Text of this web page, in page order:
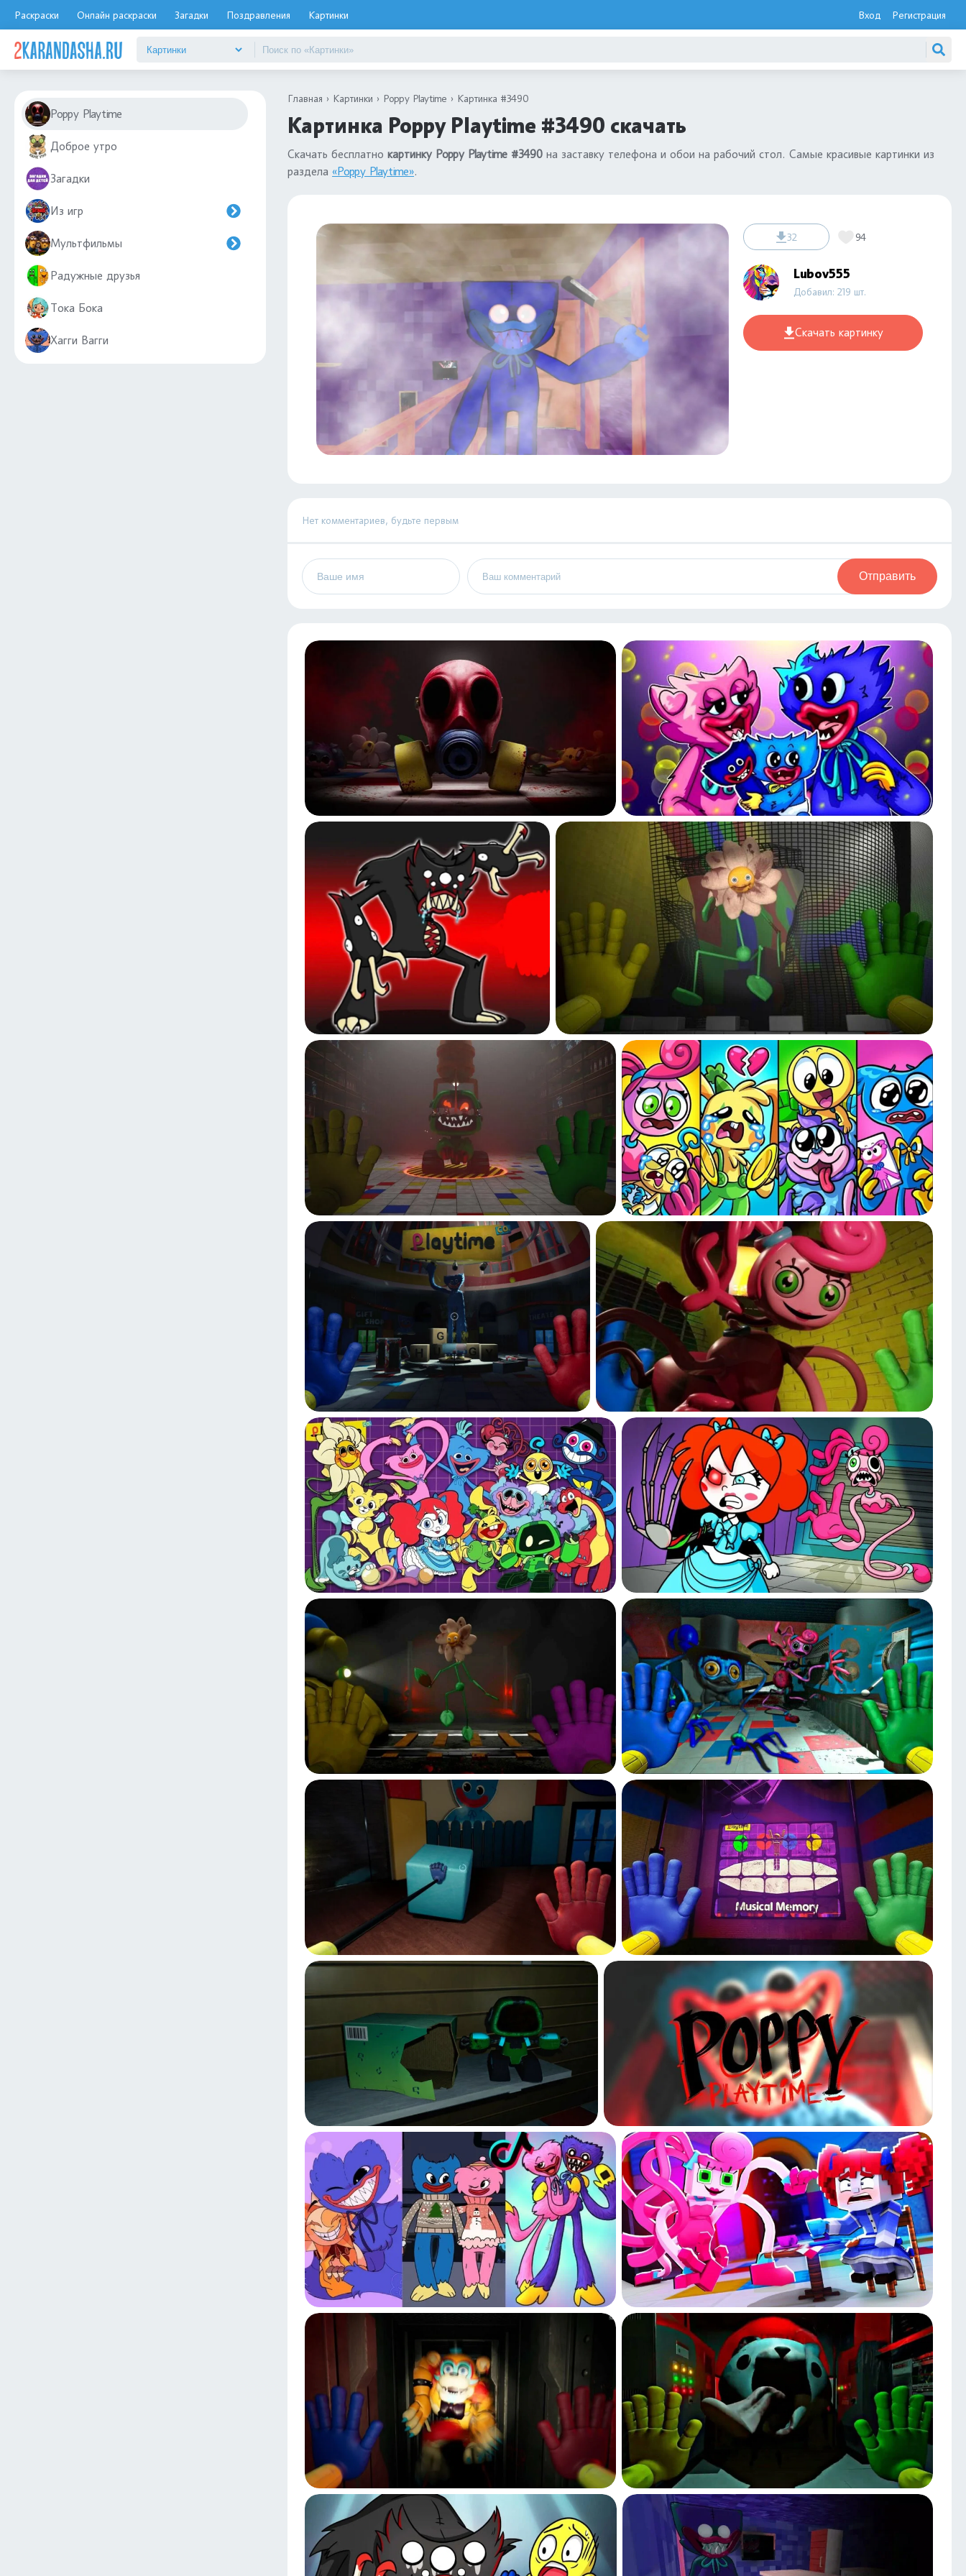
Раскраски Онлайн раскраски Загадки Поздравления Картинки Вход Регистрация
Poppy Playtime
Доброе утро
Загадки
Из игр
Мультфильмы
Радужные друзья
Тока Бока
Хагги Вагги
Главная Картинки Poppy Playtime Картинка #3490
Картинка Poppy Playtime #3490 скачать
Скачать бесплатно картинку Poppy Playtime #3490 на заставку телефона и обои на рабочий стол. Самые красивые картинки из
раздела «Poppy Playtime».
32 94
Lubov555
Добавил: 219 шт.
Скачать картинку
Нет комментариев, будьте первым
Отправить